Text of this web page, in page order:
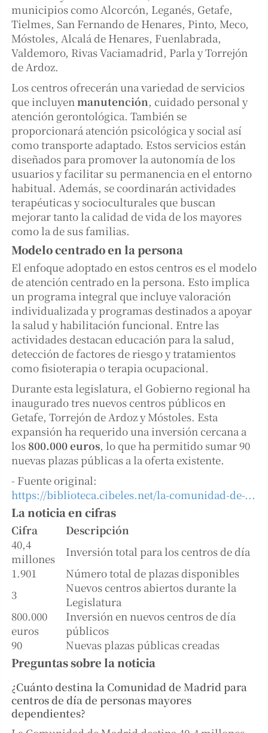
municipios como Alcorcón, Leganés, Getafe,
Tielmes, San Fernando de Henares, Pinto, Meco,
Móstoles, Alcalá de Henares, Fuenlabrada,
Valdemoro, Rivas Vaciamadrid, Parla y Torrejón
de Ardoz.
Los centros ofrecerán una variedad de servicios
que incluyenmanutención, cuidado personal y
atención gerontológica. También se
proporcionará atención psicológica y social así
como transporte adaptado. Estos servicios están
diseñados para promover la autonomía de los
usuarios y facilitar su permanencia en el entorno
habitual. Además, se coordinarán actividades
terapéuticas y socioculturales que buscan
mejorar tanto la calidad de vida de los mayores
como la de sus familias.
Modelo centrado en la persona
El enfoque adoptado en estos centros es el modelo
de atención centrado en la persona. Esto implica
un programa integral que incluye valoración
individualizada y programas destinados a apoyar
la salud y habilitación funcional. Entre las
actividades destacan educación para la salud,
detección de factores de riesgo y tratamientos
como fisioterapia o terapia ocupacional.
Durante esta legislatura, el Gobierno regional ha
inaugurado tres nuevos centros públicos en
Getafe, Torrejón de Ardoz y Móstoles. Esta
expansión ha requerido una inversión cercana a
los 800.000 euros, lo que ha permitido sumar 90
nuevas plazas públicas a la oferta existente.
- Fuente original:
https://biblioteca.cibeles.net/la-comunidad-de-...
La noticia en cifras
Cifra
Descripción
40,4
millones
Inversión total para los centros de día
1.901
Número total de plazas disponibles
3
Nuevos centros abiertos durante la
Legislatura
800.000
euros
Inversión en nuevos centros de día
públicos
90
Nuevas plazas públicas creadas
Preguntas sobre la noticia
¿Cuánto destina la Comunidad de Madrid para
centros de día de personas mayores
dependientes?